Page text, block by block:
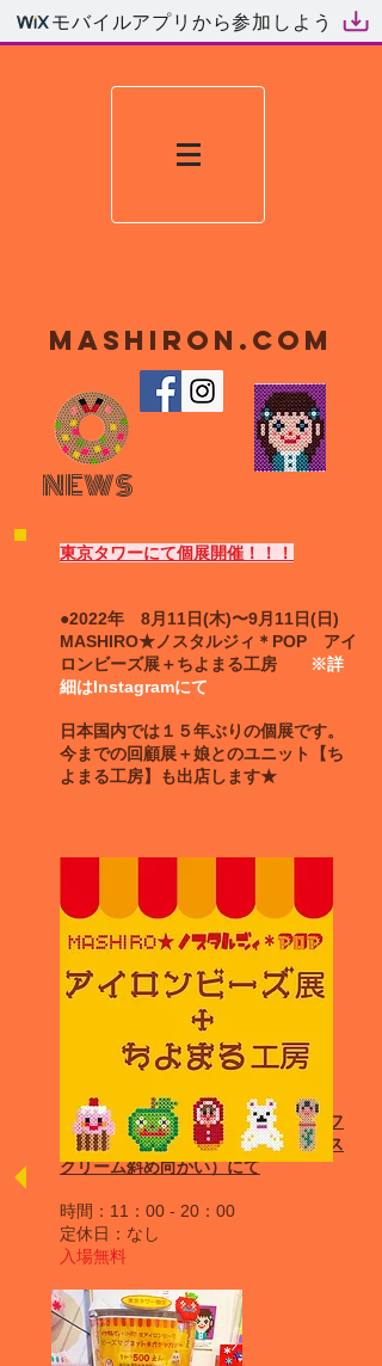
モバイルアプリから参加しよう
mashiron.com
NEWS
東京タワーにて個展開催！！！​
●2022年 8月11日(木)〜9月11日(日)
MASHIRO★ノスタルジィ＊POP アイ
ロンビーズ展＋ちよまる工房
※詳
細はInstagramにて
日本国内では１５年ぶりの個展です。
今までの回顧展＋娘とのユニット【ち
よまる工房】も出店します★
会場：東京タワーフットタウン２階フ
ードコート前（サーティーワンアイス
クリーム斜め向かい）にて
時間：11：00 - 20：00
定休日：なし
​入場無料